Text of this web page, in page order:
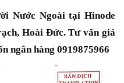
Nước Ngoài tại Hinode
Hoài Đức. Tư vấn giá
ngân hàng 0919875966